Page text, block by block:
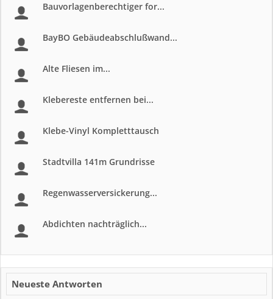
Bauvorlagenberechtiger for...
BayBO Gebäudeabschlußwand...
Alte Fliesen im...
Klebereste entfernen bei...
Klebe-Vinyl Kompletttausch
Stadtvilla 141m Grundrisse
Regenwasserversickerung...
Abdichten nachträglich...
Neueste Antworten